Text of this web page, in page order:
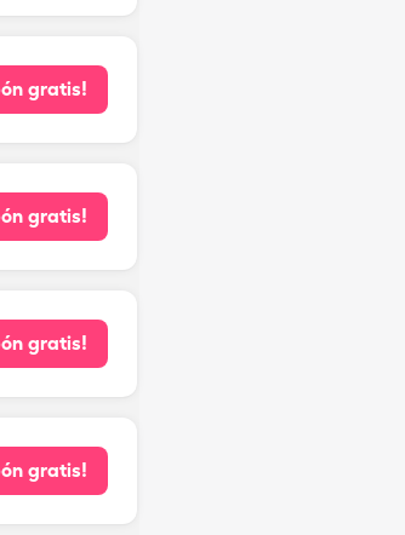
gratis!
gratis!
gratis!
gratis!